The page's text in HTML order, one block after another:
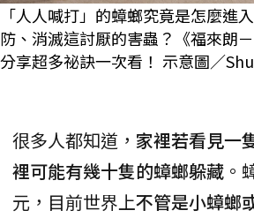
「人人喊打」的蟑螂究竟是怎麼進
防、消滅這討厭的害蟲？《福來朗
分享超多祕訣一次看！ 示意圖／
很多人都知道， 家裡若看見一
裡可能有幾十隻的蟑螂躲藏 。
元，目前世界上不管是小蟑螂